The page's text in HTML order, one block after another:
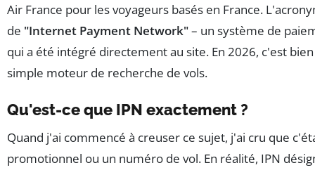
Air France pour les voyageurs basés en France.
de "Internet Payment Network"– un système de
qui a été intégré directement au site. En 2026, c'est
simple moteur de recherche de vols.
Qu'est-ce que IPN exactement ?
Quand j'ai commencé à creuser ce sujet, j'ai cru que
promotionnel ou un numéro de vol. En réalité, IPN